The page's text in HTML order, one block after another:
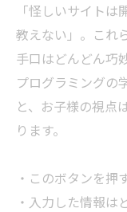
「怪しいサイト
教えない」。これ
手口はどんどん巧
プログラミングの
と、お子様の視点
ります。
・このボタンを押
・入力した情報は